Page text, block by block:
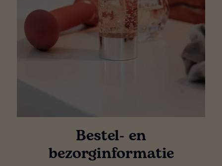
Bestel- en
bezorginformatie